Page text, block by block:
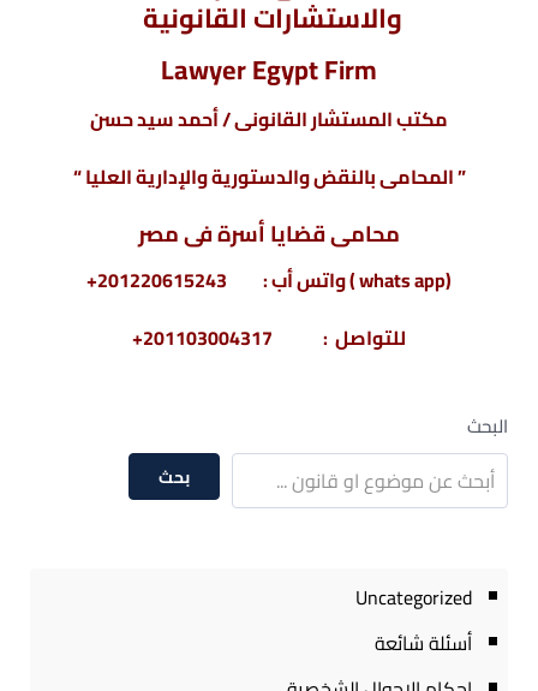
والاستشارات القانونية
Lawyer Egypt Firm
مكتب المستشار القانونى / أحمد سيد حسن
” المحامى بالنقض والدستورية والإدارية العليا “
محامى قضايا أسرة فى مصر
(whats app ) واتس أب : 201220615243+
للتواصل : 201103004317+
البحث
بحث
Uncategorized
أسئلة شائعة